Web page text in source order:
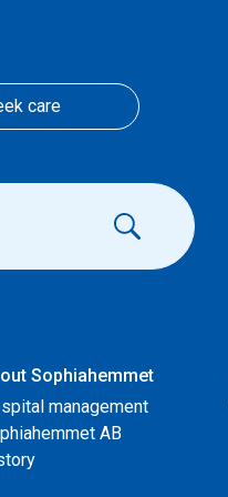
care
Sophiahemmet
management
AB